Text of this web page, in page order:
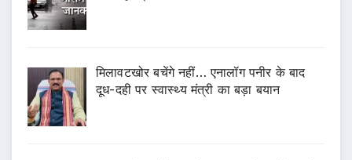
मिलावटखोर बचेंगे नहीं… एनालॉग पनीर के बाद
दूध-दही पर स्वास्थ्य मंत्री का बड़ा बयान